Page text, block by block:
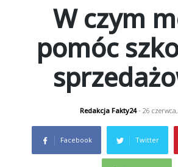
W czym
pomóc
Redakcja Fakty24- 26
Facebook Twitter